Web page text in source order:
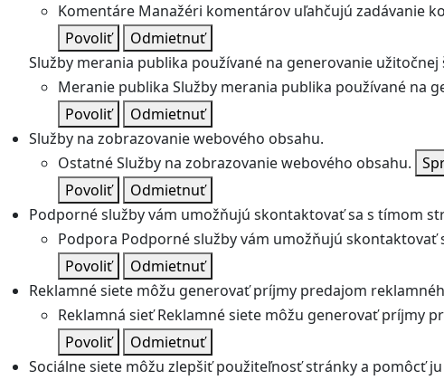
Komentáre Manažéri komentárov uľahčujú zadávanie
Povoliť
Odmietnuť
Služby merania publika používané na generovanie
Meranie publika Služby merania publika používané na
Povoliť
Odmietnuť
Služby na zobrazovanie webového obsahu.
OstatnéSlužby na zobrazovanie webového obsahu.
Povoliť
Odmietnuť
Podporné služby vám umožňujú skontaktovať sa s tímom
Podpora Podporné služby vám umožňujú
Povoliť
Odmietnuť
Reklamné siete môžu generovať príjmy predajom
Reklamná sieť Reklamné siete môžu generovať príjmy
Povoliť
Odmietnuť
Sociálne siete môžu zlepšiť použiteľnosť stránky a pomôcť